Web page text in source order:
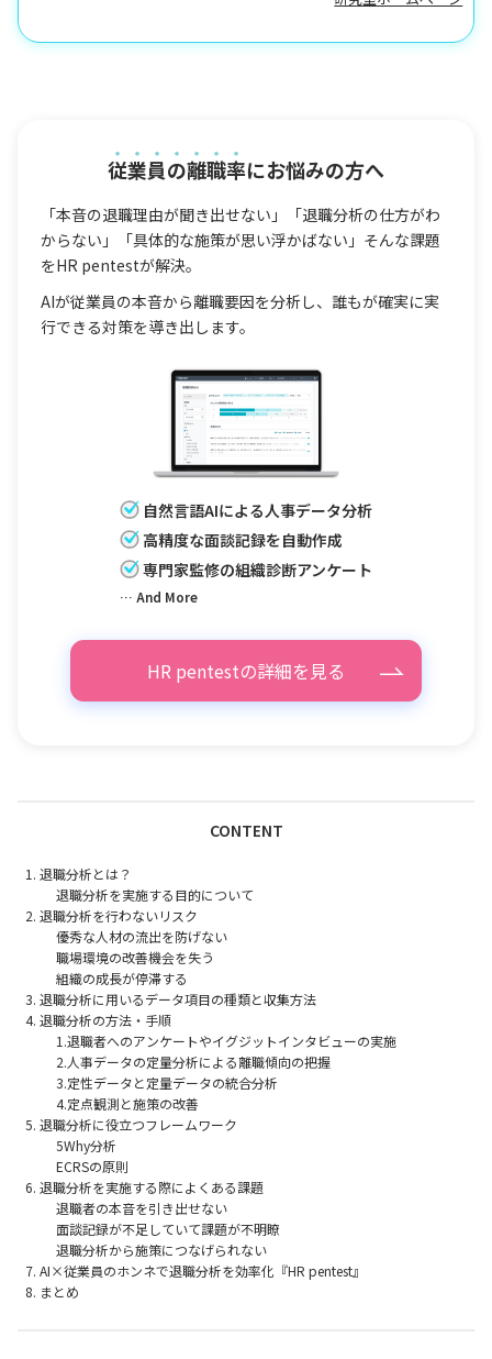
従業員の離職率にお悩みの方へ
「本音の退職理由が聞き出せない」「退職分析の仕方がわ
からない」「具体的な施策が思い浮かばない」そんな課題
をHR pentestが解決。
AIが従業員の本音から離職要因を分析し、誰もが確実に実
行できる対策を導き出します。
自然言語AIによる人事データ分析
高精度な面談記録を自動作成
専門家監修の組織診断アンケート
… And More
HR pentestの詳細を見る
CONTENT
退職分析とは？
退職分析を実施する目的について
退職分析を行わないリスク
優秀な人材の流出を防げない
職場環境の改善機会を失う
組織の成長が停滞する
退職分析に用いるデータ項目の種類と収集方法
退職分析の方法・手順
1.退職者へのアンケートやイグジットインタビューの実施
2.人事データの定量分析による離職傾向の把握
3.定性データと定量データの統合分析
4.定点観測と施策の改善
退職分析に役立つフレームワーク
5Why分析
ECRSの原則
退職分析を実施する際によくある課題
退職者の本音を引き出せない
面談記録が不足していて課題が不明瞭
退職分析から施策につなげられない
AI×従業員のホンネで退職分析を効率化『HR pentest』
まとめ